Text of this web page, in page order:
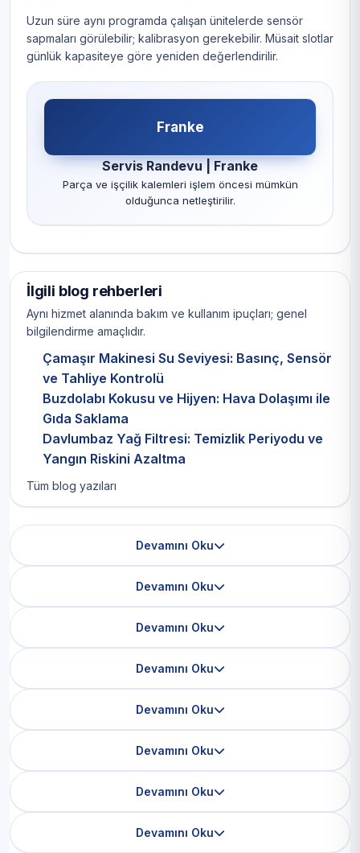
Uzun süre aynı programda çalışan ünitelerde sensör
sapmaları görülebilir; kalibrasyon gerekebilir. Müsait slotlar
günlük kapasiteye göre yeniden değerlendirilir.
Franke
Servis Randevu | Franke
Parça ve işçilik kalemleri işlem öncesi mümkün
olduğunca netleştirilir.
İlgili blog rehberleri
Aynı hizmet alanında bakım ve kullanım ipuçları; genel
bilgilendirme amaçlıdır.
Çamaşır Makinesi Su Seviyesi: Basınç, Sensör
ve Tahliye Kontrolü
Buzdolabı Kokusu ve Hijyen: Hava Dolaşımı ile
Gıda Saklama
Davlumbaz Yağ Filtresi: Temizlik Periyodu ve
Yangın Riskini Azaltma
Tüm blog yazıları
Devamını Oku
Devamını Oku
Devamını Oku
Devamını Oku
Devamını Oku
Devamını Oku
Devamını Oku
Devamını Oku